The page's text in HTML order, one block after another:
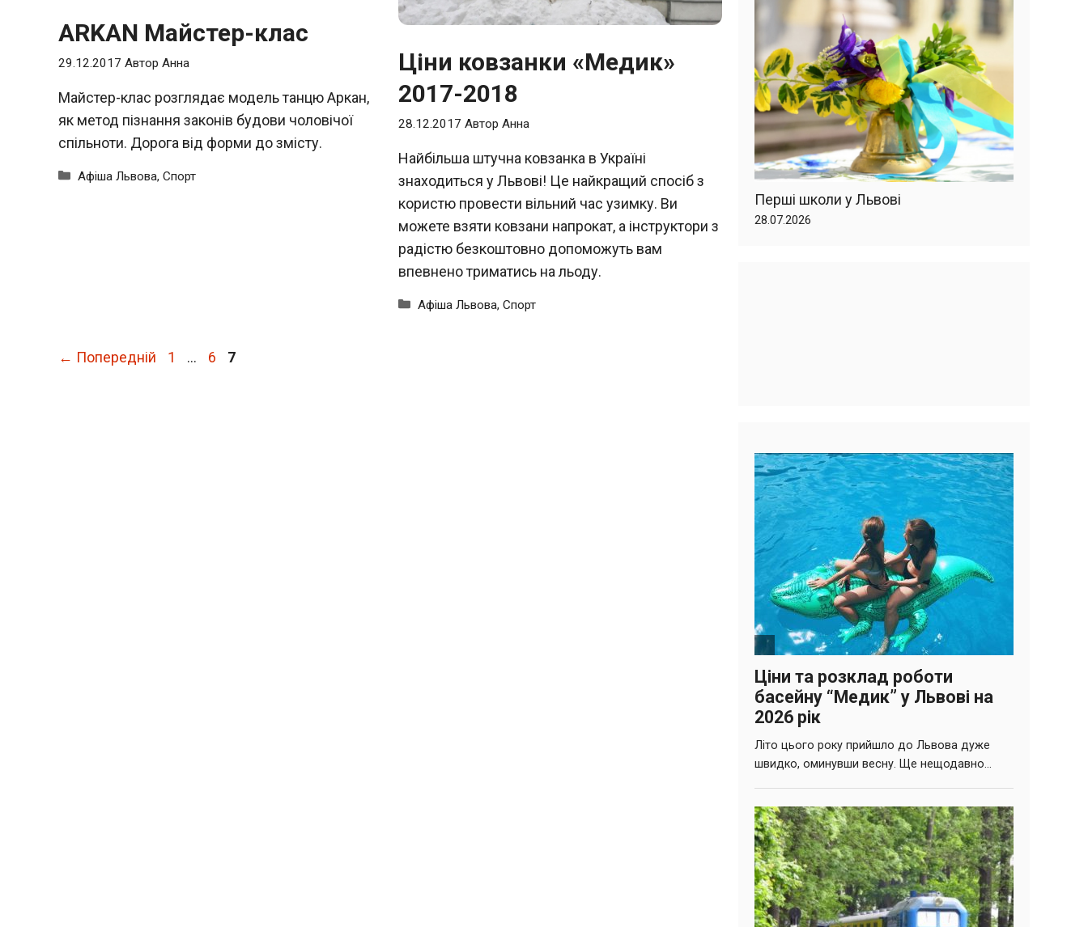
ARKAN Майстер-клас
29.12.2017 Автор Анна
Майстер-клас розглядає модель танцю Аркан,
як метод пізнання законів будови чоловічої
спільноти. Дорога від форми до змісту.
Категорії
Афіша Львова,Спорт
Ціни ковзанки «Медик»
2017-2018
28.12.2017 Автор Анна
Найбільша штучна ковзанка в Україні
знаходиться у Львові! Це найкращий спосіб з
користю провести вільний час узимку. Ви
можете взяти ковзани напрокат, а інструктори з
радістю безкоштовно допоможуть вам
впевнено триматись на льоду.
Категорії
Афіша Львова,Спорт
← Попередній Сторінка
1 … Сторінка
6 Сторінка
7
Перші школи у Львові
28.07.2026